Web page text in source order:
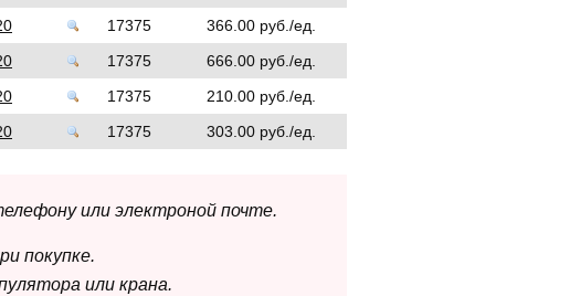
17375
366.00 руб./ед.
17375
666.00 руб./ед.
17375
210.00 руб./ед.
17375 303.00 руб./ед.
или электроной почте.
покупке.
или крана.